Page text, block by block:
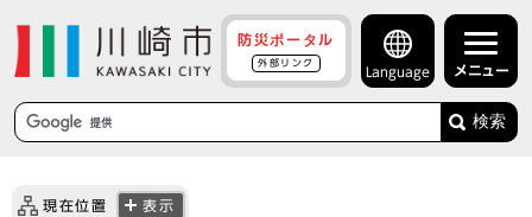
防災ポータル
外部リンク
Language メニュー
検索
現在位置 表示